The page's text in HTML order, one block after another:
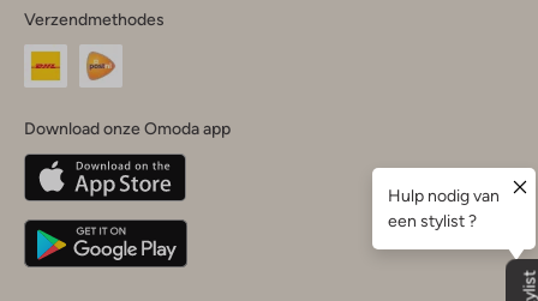
je
land
Nederland
Belgique(Français)
Deutschland
Verzendmethodes
Download onze Omoda app